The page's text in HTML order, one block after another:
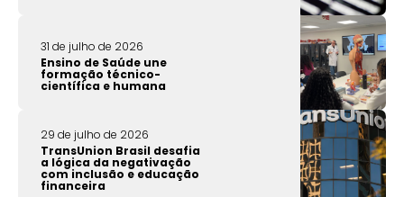
31 de julho de 2026
Ensino de Saúde une
formação técnico-
científica e humana
29 de julho de 2026
TransUnion Brasil desafia
a lógica da negativação
com inclusão e educação
financeira